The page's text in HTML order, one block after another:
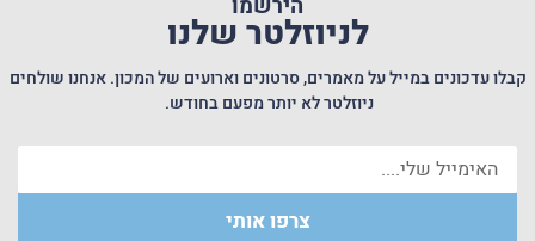
הירשמו
לניוזלטר שלנו
קבלו עדכונים במייל על מאמרים, סרטונים וארועים של המכון. אנחנו שולחים
ניוזלטר לא יותר מפעם בחודש.
צרפו אותי